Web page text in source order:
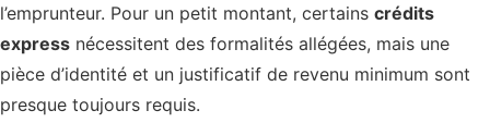
l’emprunteur. Pour un petit montant, certains crédits
express nécessitent des formalités allégées, mais une
pièce d’identité et un justificatif de revenu minimum sont
presque toujours requis.